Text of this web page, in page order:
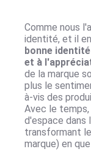
Comme nous
identité, et il
bonne
et à
de la marque
plus le
à-vis des
Avec le
d'espace dans
transformant
marque) en